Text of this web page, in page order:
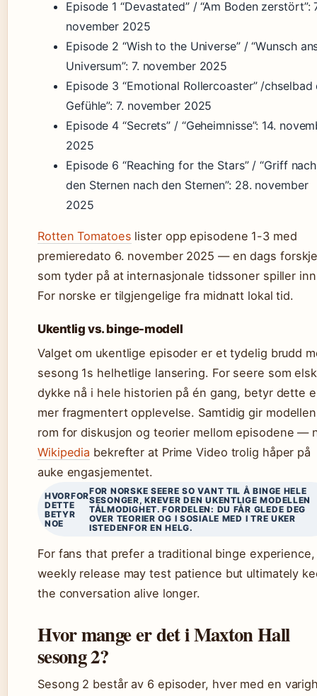
Episode 1 “Devastated” / “Am Boden zerstört”:
november 2025
Episode 2 “Wish to the Universe” / “Wunsch
Universum”: 7. november 2025
Episode 3 “Emotional Rollercoaster” /chselbad
Gefühle”: 7. november 2025
Episode 4 “Secrets” / “Geheimnisse”: 14.
2025
Episode 6 “Reaching for the Stars” / “Griff nach
den Sternen nach den Sternen”: 28. november
2025
Rotten Tomatoes lister opp episodene 1-3 med
premieredato 6. november 2025 — en dags
som tyder på at internasjonale tidssoner spiller
For norske er tilgjengelige fra midnatt lokal tid.
Ukentlig vs. binge-modell
Valget om ukentlige episoder er et tydelig brudd
sesong 1s helhetlige lansering. For seere som
dykke nå i hele historien på én gang, betyr dette
mer fragmentert opplevelse. Samtidig gir modellen
rom for diskusjon og teorier mellom episodene —
Wikipedia bekrefter at Prime Video trolig håper på
auke engasjementet.
HVORFOR
DETTE
BETYR
NOE
FOR NORSKE SEERE SO VANT TIL Å BINGE HELE
SESONGER, KREVER DEN UKENTLIGE MODELLEN
TÅLMODIGHET. FORDELEN: DU FÅR GLEDE DEG
OVER TEORIER OG I SOSIALE MED I TRE UKER
ISTEDENFOR EN HELG.
For fans that prefer a traditional binge
weekly release may test patience but ultimately
the conversation alive longer.
Hvor mange er det i Maxton Hall
sesong 2?
Sesong 2 består av 6 episoder, hver med en